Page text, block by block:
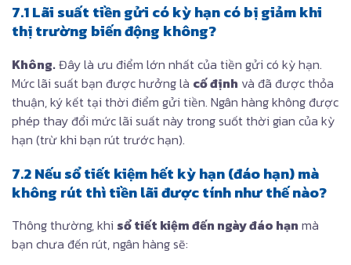
7.1 Lãi suất tiền gửi có kỳ hạn có bị giảm khi
thị trường biến động không?
Không.Đây là ưu điểm lớn nhất của tiền gửi có kỳ hạn.
Mức lãi suất bạn được hưởng là cố định và đã được thỏa
thuận, ký kết tại thời điểm gửi tiền. Ngân hàng không được
phép thay đổi mức lãi suất này trong suốt thời gian của kỳ
hạn (trừ khi bạn rút trước hạn).
7.2 Nếu sổ tiết kiệm hết kỳ hạn (đáo hạn) mà
không rút thì tiền lãi được tính như thế nào?
Thông thường, khi sổ tiết kiệm đến ngày đáo hạn mà
bạn chưa đến rút, ngân hàng sẽ: